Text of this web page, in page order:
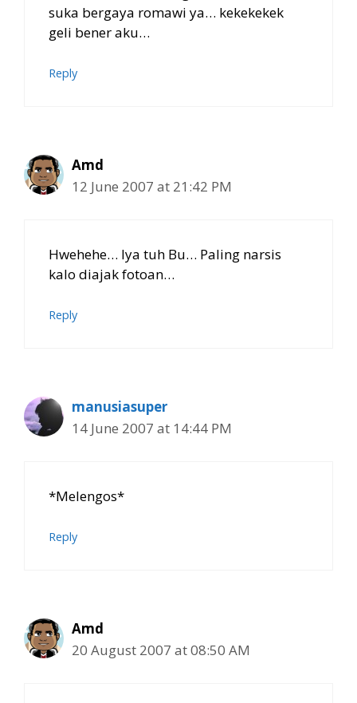
suka bergaya romawi ya… kekekekek
geli bener aku…
Reply
Amd
12 June 2007 at 21:42 PM
Hwehehe… Iya tuh Bu… Paling narsis
kalo diajak fotoan…
Reply
manusiasuper
14 June 2007 at 14:44 PM
*Melengos*
Reply
Amd
20 August 2007 at 08:50 AM